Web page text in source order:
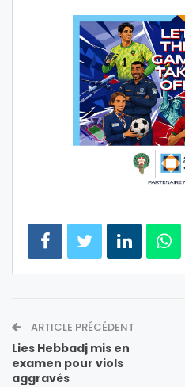
ARTICLE PRÉCÉDENT
Lies Hebbadj mis en
examen pour viols
aggravés